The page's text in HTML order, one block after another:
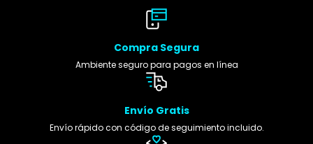
Compra Segura
Ambiente seguro para pagos en línea
Envío Gratis
Envío rápido con código de seguimiento incluido.